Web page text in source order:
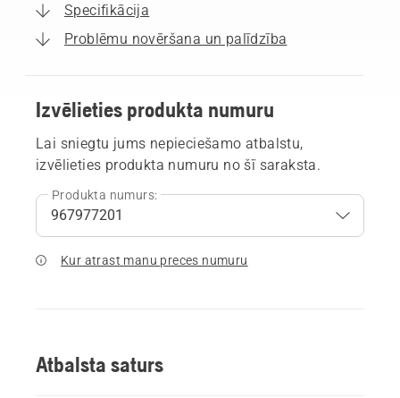
Specifikācija
Problēmu novēršana un palīdzība
Izvēlieties produkta numuru
Lai sniegtu jums nepieciešamo atbalstu,
izvēlieties produkta numuru no šī saraksta.
Produkta numurs:
Kur atrast manu preces numuru
Atbalsta saturs